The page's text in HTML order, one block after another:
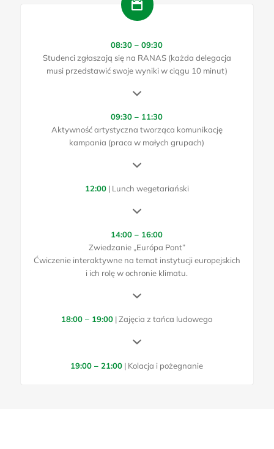
08:30 – 09:30
Studenci zgłaszają się na RANAS (każda delegacja
musi przedstawić swoje wyniki w ciągu 10 minut)
09:30 – 11:30
Aktywność artystyczna tworząca komunikację
kampania (praca w małych grupach)
12:00| Lunch wegetariański
14:00 – 16:00
Zwiedzanie „Európa Pont”
Ćwiczenie interaktywne na temat instytucji europejskich
i ich rolę w ochronie klimatu.
18:00 – 19:00 | Zajęcia z tańca ludowego
19:00 – 21:00 | Kolacja i pożegnanie